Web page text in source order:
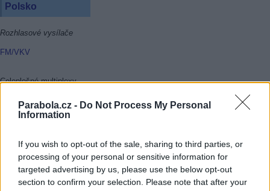
Parabola.cz - Do Not Process My Personal
Information
If you wish to opt-out of the sale, sharing to third parties, or
processing of your personal or sensitive information for
targeted advertising by us, please use the below opt-out
section to confirm your selection. Please note that after your
Polsko
Rozhlasové vysílače
FM/VKV
Celoplošné multiplexy
Multiplex 1
Multiplex 2
Multiplex 6
Multiplex 8
Rakousko